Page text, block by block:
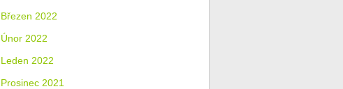
Březen 2022
Únor 2022
Leden 2022
Prosinec 2021